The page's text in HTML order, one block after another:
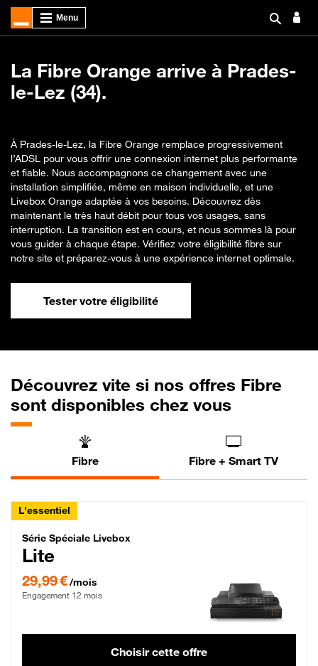
La Fibre Orange arrive à Prades-
le-Lez (34).
À Prades-le-Lez, la Fibre Orange remplace progressivement
l’ADSL pour vous offrir une connexion internet plus performante
et fiable. Nous accompagnons ce changement avec une
installation simplifiée, même en maison individuelle, et une
Livebox Orange adaptée à vos besoins. Découvrez dès
maintenant le très haut débit pour tous vos usages, sans
interruption. La transition est en cours, et nous sommes là pour
vous guider à chaque étape. Vérifiez votre éligibilité fibre sur
notre site et préparez-vous à une expérience internet optimale.
Tester votre éligibilité
Découvrez vite si nos offres Fibre
sont disponibles chez vous
Fibre Fibre + Smart TV
L'essentiel
Série Spéciale Livebox Lite Fibre
Série Spéciale Livebox
Lite
29,99 €/mois
Engagement 12 mois
Choisir cette offre